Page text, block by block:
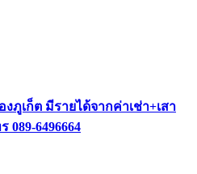
งภูเก็ต มีรายได้จากค่าเช่า+เสา
6496664